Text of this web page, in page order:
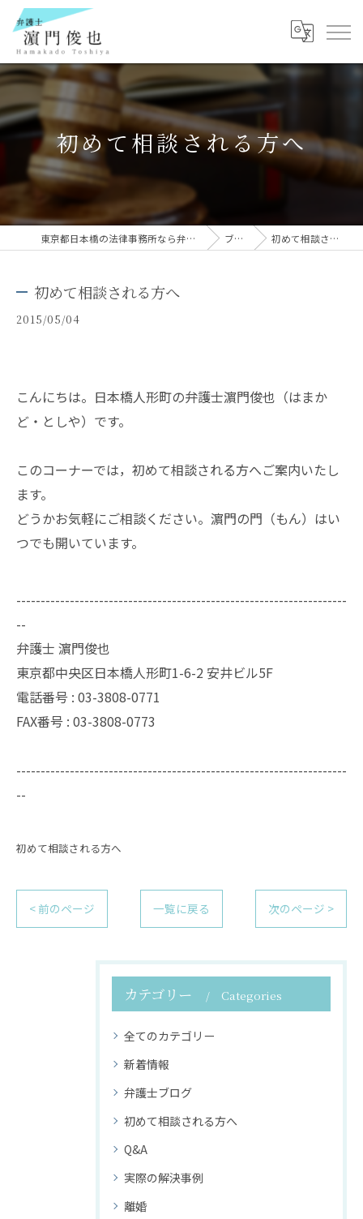
初めて相談される方へ
東京都日本橋の法律事務所なら弁護士 濵門俊也 ブログ 初めて相談される方へ
初めて相談される方へ
2015/05/04
こんにちは。日本橋人形町の弁護士濵門俊也（はまか
ど・としや）です。
このコーナーでは，初めて相談される方へご案内いたし
ます。
どうかお気軽にご相談ください。濵門の門（もん）はい
つでも開いています。
--------------------------------------------------------------------
--
弁護士 濵門俊也
東京都中央区日本橋人形町1-6-2 安井ビル5F
電話番号 : 03-3808-0771
FAX番号 : 03-3808-0773
--------------------------------------------------------------------
--
初めて相談される方へ
< 前のページ 一覧に戻る 次のページ >
カテゴリー Categories
全てのカテゴリー
新着情報
弁護士ブログ
初めて相談される方へ
Q&A
実際の解決事例
離婚